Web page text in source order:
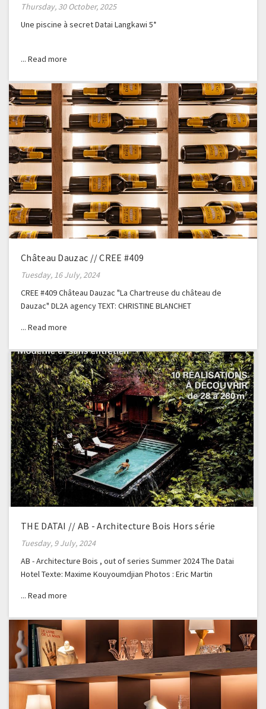
Thursday, 30 October, 2025
Une piscine à secret Datai Langkawi 5*
Château Dauzac // CREE #409
Tuesday, 16 July, 2024
CREE #409 Château Dauzac "La Chartreuse du château de
Dauzac" DL2A agency TEXT: CHRISTINE BLANCHET
THE DATAI // AB - Architecture Bois Hors série
Tuesday, 9 July, 2024
AB - Architecture Bois , out of series Summer 2024 The Datai
Hotel Texte: Maxime Kouyoumdjian Photos : Eric Martin